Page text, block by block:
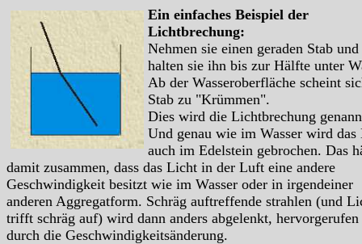
Ein einfaches Beispiel der
Lichtbrechung:
Nehmen sie einen geraden Stab und
halten sie ihn bis zur Hälfte unter
Ab der Wasseroberfläche scheint
Stab zu "Krümmen".
Dies wird die Lichtbrechung
Und genau wie im Wasser wird
auch im Edelstein gebrochen. Das
damit zusammen, dass das Licht in der Luft eine andere
Geschwindigkeit besitzt wie im Wasser oder in irgendeiner
anderen Aggregatform. Schräg auftreffende strahlen (und
trifft schräg auf) wird dann anders abgelenkt, hervorgerufen
durch die Geschwindigkeitsänderung.